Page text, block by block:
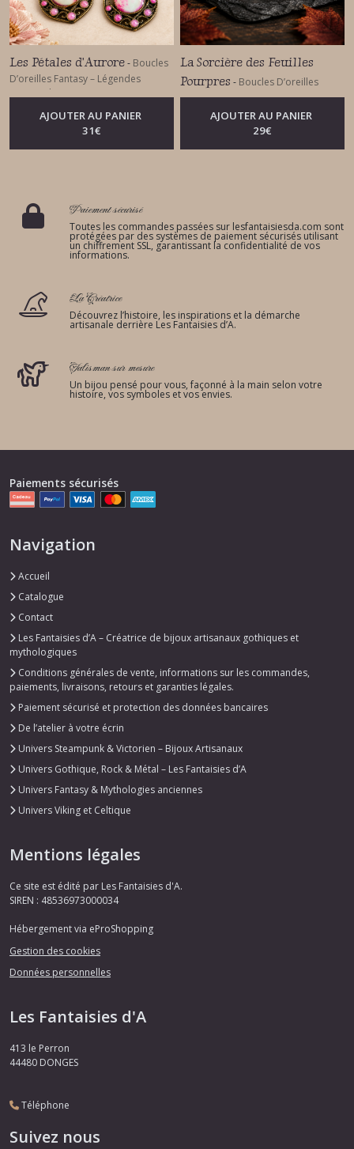
Les Pétales d'Aurore- Boucles
D’oreilles Fantasy – Légendes
Ancestrales
AJOUTER AU PANIER
31€
La Sorcière des Feuilles
Pourpres - Boucles D’oreilles
Fantasy – Légendes Ancestrales
AJOUTER AU PANIER
29€
Paiement sécurisé
Toutes les commandes passées sur lesfantaisiesda.com sont
protégées par des systèmes de paiement sécurisés utilisant
un chiffrement SSL, garantissant la confidentialité de vos
informations.
La Créatrice
Découvrez l’histoire, les inspirations et la démarche
artisanale derrière Les Fantaisies d’A.
Talisman sur mesure
Un bijou pensé pour vous, façonné à la main selon votre
histoire, vos symboles et vos envies.
Paiements sécurisés
Navigation
Accueil
Catalogue
Contact
Les Fantaisies d’A – Créatrice de bijoux artisanaux gothiques et
mythologiques
Conditions générales de vente, informations sur les commandes,
paiements, livraisons, retours et garanties légales.
Paiement sécurisé et protection des données bancaires
De l’atelier à votre écrin
Univers Steampunk & Victorien – Bijoux Artisanaux
Univers Gothique, Rock & Métal – Les Fantaisies d’A
Univers Fantasy & Mythologies anciennes
Univers Viking et Celtique
Mentions légales
Ce site est édité par Les Fantaisies d'A.
SIREN : 48536973000034
Hébergement via eProShopping
Gestion des cookies
Données personnelles
Les Fantaisies d'A
413 le Perron
44480 DONGES
Téléphone
Suivez nous